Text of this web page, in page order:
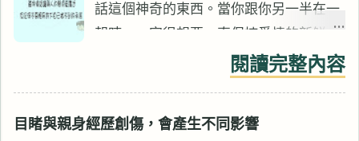
苦的事情會結束 相信痛苦的事件會結束，
果你認為它永遠不會結束，事情就會變得
難以忍受。 如果我們認為悲慘的狀況永遠
不會結束，我們將永遠無法從傷害中復
話這個神奇的東西。當你跟你另一半在一
起時，一定很想要一直保持愛情的新鮮，
天天像熱戀(咦!?你說你不想………你的另一
半在你背後，他非常火!!)。很好~大家都
跟言語就一定跑不了了，上次我們介紹過
閱讀完整內容
目睹與親身經歷創傷，會產生不同影響